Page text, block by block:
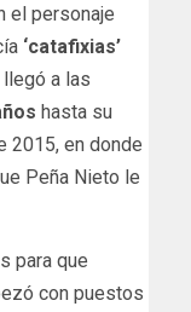
el personaje
‘catafixias’
a las
hasta su
2015, en donde
Peña Nieto le
para que
con puestos